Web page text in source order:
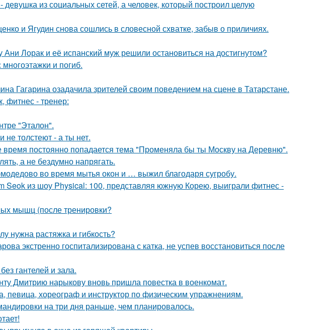
девушка из социальных сетей, а человек, который построил целую
и Ягудин снова сошлись в словесной схватке, забыв о приличиях.
Лорак и её испанский муж решили остановиться на достигнутом?
и погиб.
Гагарина озадачила зрителей своим поведением на сцене в Татарстане.
фитнес - тренер:
"Эталон".
толстеют - а ты нет.
время постоянно попадается тема "Променяла бы ты Москву на Деревню".
а не бездумно напрягать.
во время мытья окон и … выжил благодаря сугробу.
Seok из шоу Physical: 100, представляя южную Корею, выиграли фитнес -
мышц (после тренировки?
нужна растяжка и гибкость?
экстренно госпитализирована с катка, не успев восстановиться после
гантелей и зала.
Дмитрию нарыкову вновь пришла повестка в военкомат.
певица, хореограф и инструктор по физическим упражнениям.
на три дня раньше, чем планировалось.